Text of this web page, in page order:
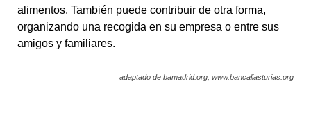
alimentos. También puede contribuir de otra forma,
organizando una recogida en su empresa o entre sus
amigos y familiares.
adaptado de bamadrid.org; www.bancaliasturias.org